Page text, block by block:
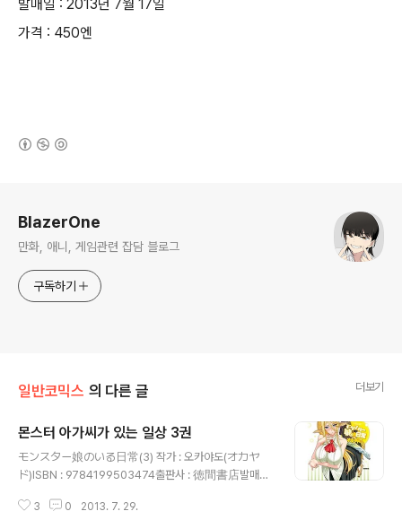
발매일 : 2013년 7월 17일
가격 : 450엔
BlazerOne
만화, 애니, 게임관련 잡담 블로그
구독하기
일반코믹스 의 다른 글 더보기
몬스터 아가씨가 있는 일상 3권
モンスター娘のいる日常(3) 작가 : 오카야도(オカヤ
ド)ISBN : 9784199503474출판사 : 徳間書店발매일
3 0 2013. 7. 29.